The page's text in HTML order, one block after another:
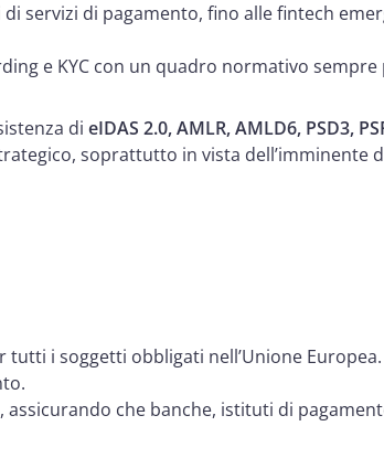
servizi di pagamento, fino alle fintech
e KYC con un quadro normativo sempre
di eIDAS 2.0, AMLR, AMLD6, PSD3,
soprattutto in vista dell’imminente
i soggetti obbligati nell’Unione Europea.
assicurando che banche, istituti di